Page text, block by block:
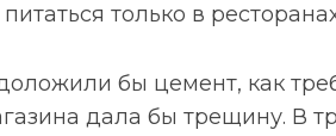
только в
бы цемент, как
дала бы трещину. В